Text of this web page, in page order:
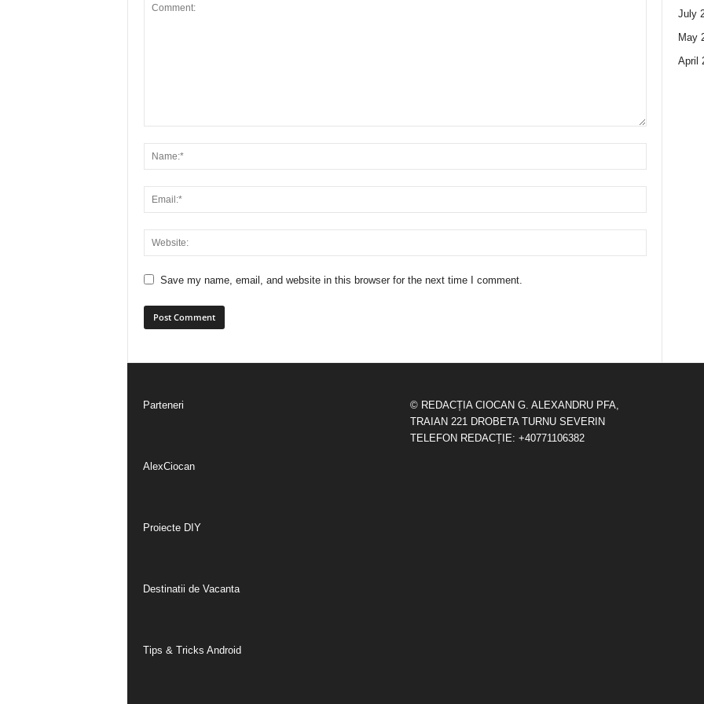
Save my name, email, and website in this browser for the next time I comment.
July
May
April
Parteneri
AlexCiocan
Proiecte DIY
Destinatii de Vacanta
Tips & Tricks Android
© REDACȚIA CIOCAN G. ALEXANDRU PFA,
TRAIAN 221 DROBETA TURNU SEVERIN
TELEFON REDACȚIE: +40771106382